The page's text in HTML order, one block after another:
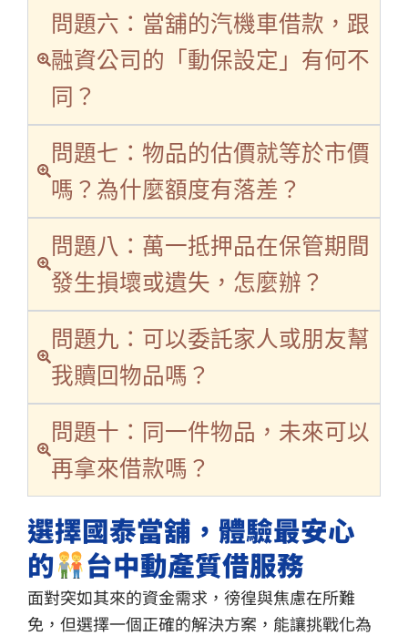
問題六：當舖的汽機車借款，跟
融資公司的「動保設定」有何不
同？
問題七：物品的估價就等於市價
嗎？為什麼額度有落差？
問題八：萬一抵押品在保管期間
發生損壞或遺失，怎麼辦？
問題九：可以委託家人或朋友幫
我贖回物品嗎？
問題十：同一件物品，未來可以
再拿來借款嗎？
選擇國泰當舖，體驗最安心
的
台中動產質借服務
面對突如其來的資金需求，徬徨與焦慮在所難
免，但選擇一個正確的解決方案，能讓挑戰化為